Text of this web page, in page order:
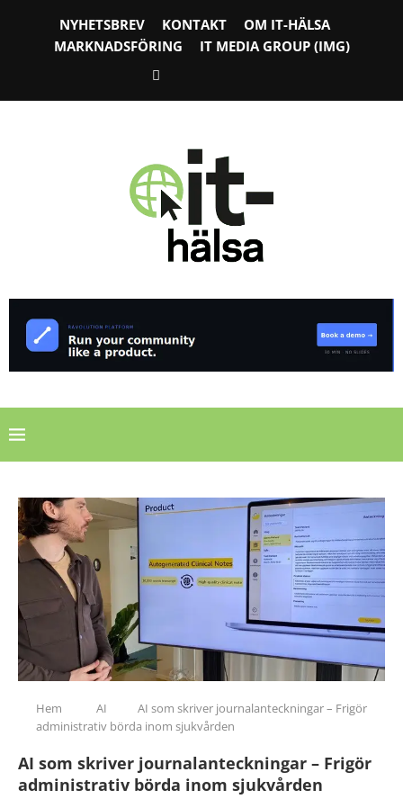
NYHETSBREV KONTAKT
OM IT-HÄLSA
MARKNADSFÖRING
IT MEDIA GROUP (IMG)
Hem AI
AI som skriver journalanteckningar – Frigör
administrativ börda inom sjukvården
AI som skriver journalanteckningar – Frigör
administrativ börda inom sjukvården